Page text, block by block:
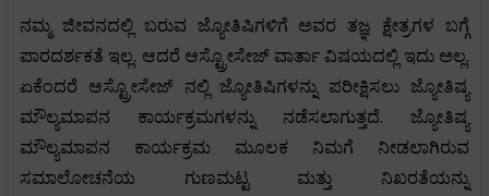
ನಮ್ಮ ಜೀವನದಲ್ಲಿ ಬರುವ ಜ್ಯೋತಿಷಿಗಳಿಗೆ ಅವರ ತಜ್ಞ ಕ್ಷೇತ್ರಗಳ ಬಗ್ಗೆ
ಪಾರದರ್ಶಕತೆ ಇಲ್ಲ. ಆದರೆ ಆಸ್ಟ್ರೋಸೇಜ್ ವಾರ್ತಾ ವಿಷಯದಲ್ಲಿ ಇದು ಅಲ್ಲ.
ಏಕೆಂದರೆ ಆಸ್ಟ್ರೋಸೇಜ್ ನಲ್ಲಿ ಜ್ಯೋತಿಷಿಗಳನ್ನು ಪರೀಕ್ಷಿಸಲು ಜ್ಯೋತಿಷ್ಯ
ಮೌಲ್ಯಮಾಪನ ಕಾರ್ಯಕ್ರಮಗಳನ್ನು ನಡೆಸಲಾಗುತ್ತದೆ. ಜ್ಯೋತಿಷ್ಯ
ಮೌಲ್ಯಮಾಪನ ಕಾರ್ಯಕ್ರಮ ಮೂಲಕ ನಿಮಗೆ ನೀಡಲಾಗಿರುವ
ಸಮಾಲೋಚನೆಯ ಗುಣಮಟ್ಟ ಮತ್ತು ನಿಖರತೆಯನ್ನು